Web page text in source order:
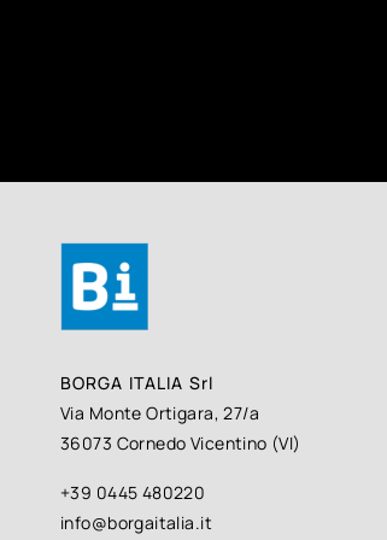
BORGA ITALIA Srl
Via Monte Ortigara, 27/a
36073 Cornedo Vicentino (VI)
+39 0445 480220
info@borgaitalia.it